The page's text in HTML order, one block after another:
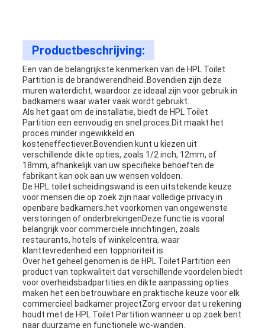
Productbeschrijving:
Een van de belangrijkste kenmerken van de HPL Toilet
Partition is de brandwerendheid..Bovendien zijn deze
muren waterdicht, waardoor ze ideaal zijn voor gebruik in
badkamers waar water vaak wordt gebruikt.
Als het gaat om de installatie, biedt de HPL Toilet
Partition een eenvoudig en snel proces.Dit maakt het
proces minder ingewikkeld en
kosteneffectiever.Bovendien kunt u kiezen uit
verschillende dikte opties, zoals 1/2 inch, 12mm, of
18mm, afhankelijk van uw specifieke behoeften.de
fabrikant kan ook aan uw wensen voldoen.
De HPL toilet scheidingswand is een uitstekende keuze
voor mensen die op zoek zijn naar volledige privacy in
openbare badkamers.het voorkomen van ongewenste
verstoringen of onderbrekingenDeze functie is vooral
belangrijk voor commerciële inrichtingen, zoals
restaurants, hotels of winkelcentra, waar
klanttevredenheid een topprioriteit is.
Over het geheel genomen is de HPL Toilet Partition een
product van topkwaliteit dat verschillende voordelen biedt
voor overheidsbadpartities.en dikte aanpassing opties
maken het een betrouwbare en praktische keuze voor elk
commercieel badkamer projectZorg ervoor dat u rekening
houdt met de HPL Toilet Partition wanneer u op zoek bent
naar duurzame en functionele wc-wanden.